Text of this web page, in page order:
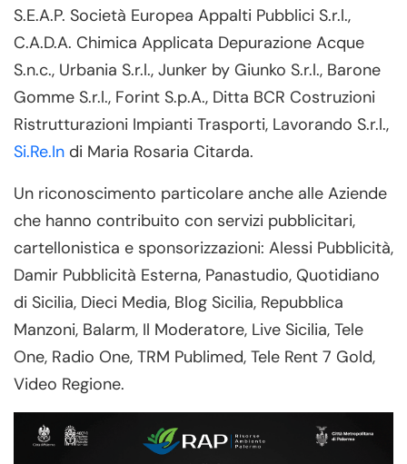
S.E.A.P. Società Europea Appalti Pubblici S.r.l.,
C.A.D.A. Chimica Applicata Depurazione Acque
S.n.c., Urbania S.r.l., Junker by Giunko S.r.l., Barone
Gomme S.r.l., Forint S.p.A., Ditta BCR Costruzioni
Ristrutturazioni Impianti Trasporti, Lavorando S.r.l.,
Si.Re.In di Maria Rosaria Citarda.
Un riconoscimento particolare anche alle Aziende
che hanno contribuito con servizi pubblicitari,
cartellonistica e sponsorizzazioni: Alessi Pubblicità,
Damir Pubblicità Esterna, Panastudio, Quotidiano
di Sicilia, Dieci Media, Blog Sicilia, Repubblica
Manzoni, Balarm, Il Moderatore, Live Sicilia, Tele
One, Radio One, TRM Publimed, Tele Rent 7 Gold,
Video Regione.